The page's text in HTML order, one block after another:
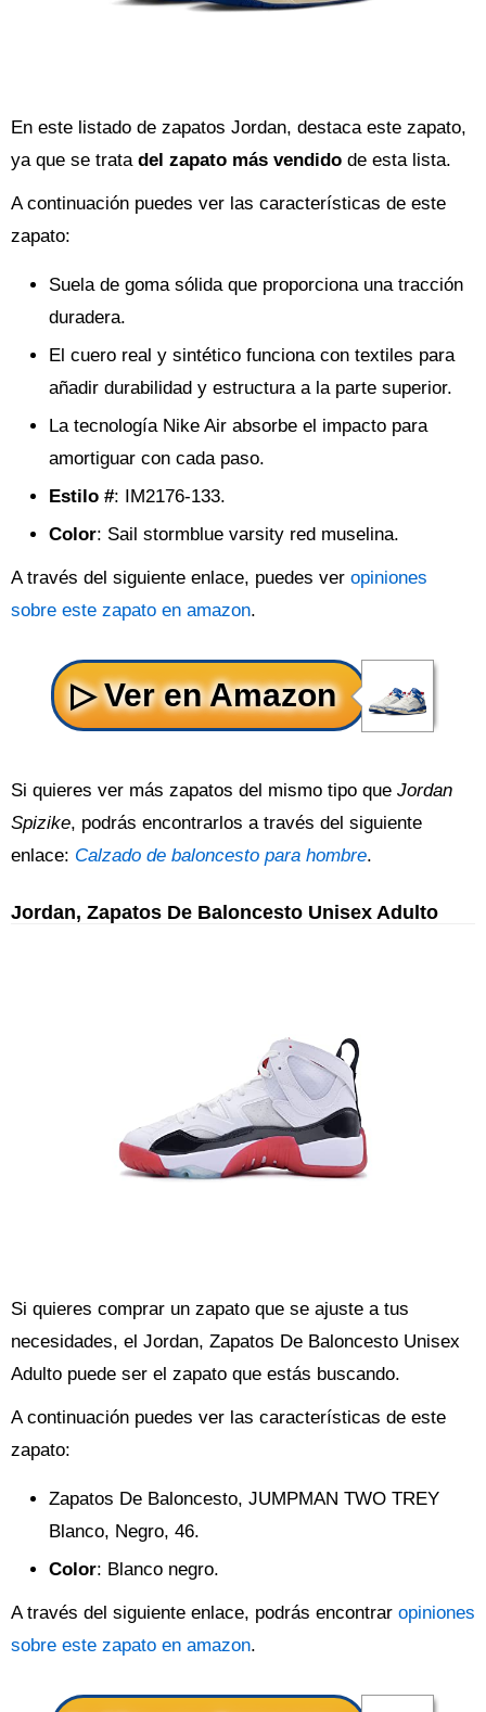
En este listado de zapatos Jordan, destaca este zapato,
ya que se trata del zapato más vendido de esta lista.
A continuación puedes ver las características de este
zapato:
Suela de goma sólida que proporciona una tracción
duradera.
El cuero real y sintético funciona con textiles para
añadir durabilidad y estructura a la parte superior.
La tecnología Nike Air absorbe el impacto para
amortiguar con cada paso.
Estilo #: IM2176-133.
Color: Sail stormblue varsity red muselina.
A través del siguiente enlace, puedes ver opiniones
sobre este zapato en amazon.
Si quieres ver más zapatos del mismo tipo que Jordan
Spizike, podrás encontrarlos a través del siguiente
enlace: Calzado de baloncesto para hombre.
Jordan, Zapatos De Baloncesto Unisex Adulto
Si quieres comprar un zapato que se ajuste a tus
necesidades, el Jordan, Zapatos De Baloncesto Unisex
Adulto puede ser el zapato que estás buscando.
A continuación puedes ver las características de este
zapato:
Zapatos De Baloncesto, JUMPMAN TWO TREY
Blanco, Negro, 46.
Color: Blanco negro.
A través del siguiente enlace, podrás encontrar opiniones
sobre este zapato en amazon.